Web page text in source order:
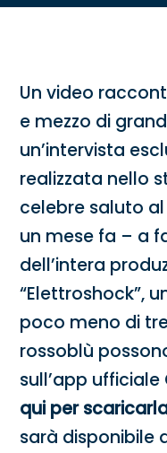
Un video
e mezzo di
un’intervista
realizzata nello
celebre saluto
un mese fa – a
dell’intera
“Elettroshock”,
poco meno di
rossoblù
sull’app
qui per
sarà disponibile